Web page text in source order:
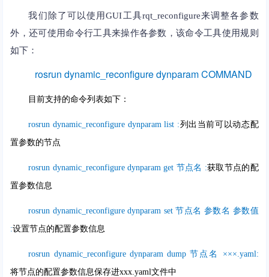
我们除了可以使用GUI工具rqt_reconfigure来调整各参数
外，还可使用命令行工具来操作各参数，该命令工具使用规则
如下：
rosrun dynamic_reconfigure dynparam COMMAND
目前支持的命令列表如下：
rosrun dynamic_reconfigure dynparam list :列出当前可以动态配
置参数的节点
rosrun dynamic_reconfigure dynparam get 节点名 :获取节点的配
置参数信息
rosrun dynamic_reconfigure dynparam set 节点名 参数名 参数值
:设置节点的配置参数信息
rosrun dynamic_reconfigure dynparam dump 节点名 ×××.yaml:
将节点的配置参数信息保存进xxx.yaml文件中